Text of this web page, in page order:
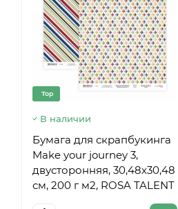
Top
В наличии
Бумага для скрапбукинга
Make your journey 3,
двусторонняя, 30,48х30,48
см, 200 г м2, ROSA TALENT